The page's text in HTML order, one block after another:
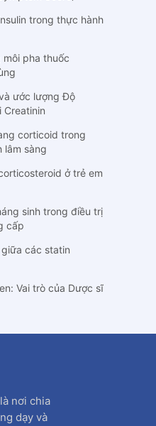
trong thực hành
môi pha thuốc
ước lượng Độ
Creatinin
corticoid trong
lâm sàng
ở trẻ em
sinh trong điều trị
cấp
các statin
Vai trò của Dược sĩ
nơi chia
dạy và